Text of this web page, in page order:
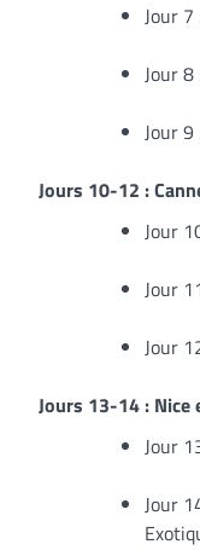
Jour
Jour
Jour
Jours 10-12 :
Jour
Jour
Jour
Jours 13-14 : Nice
Jour
Jour